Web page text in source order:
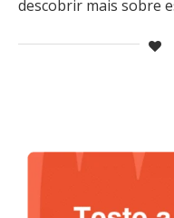
descobrir mais sobre